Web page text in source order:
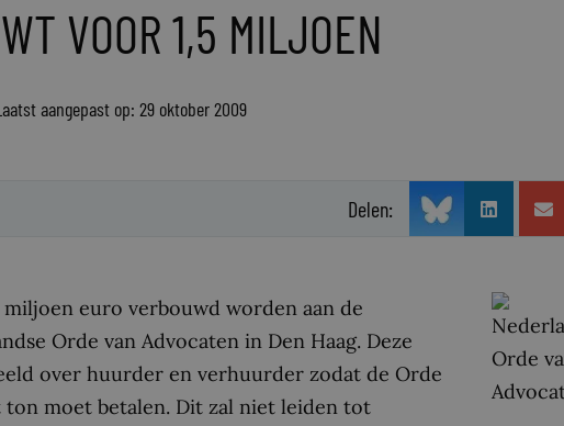
VOOR 1,5 MILJOEN
aangepast op: 29 oktober 2009
Delen:
euro verbouwd worden aan de
Orde van Advocaten in Den Haag. Deze
over huurder en verhuurder zodat de Orde
moet betalen. Dit zal niet leiden tot